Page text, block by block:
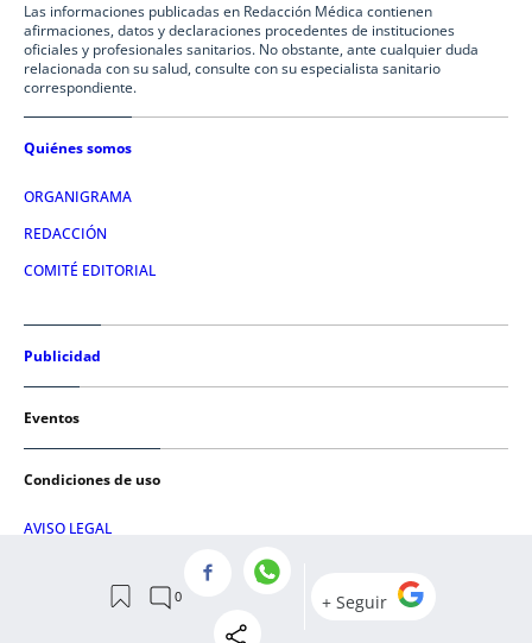
Las informaciones publicadas en Redacción Médica contienen
afirmaciones, datos y declaraciones procedentes de instituciones
oficiales y profesionales sanitarios. No obstante, ante cualquier duda
relacionada con su salud, consulte con su especialista sanitario
correspondiente.
Quiénes somos
ORGANIGRAMA
REDACCIÓN
COMITÉ EDITORIAL
Publicidad
Eventos
Condiciones de uso
AVISO LEGAL
POLÍTICA DE COOKIES